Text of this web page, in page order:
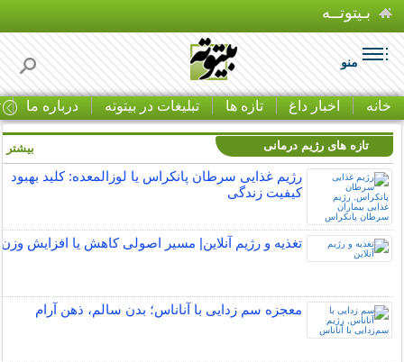
بـیتوتــه
منو
خانه اخبار داغ تازه ها تبلیغات در بیتوته درباره ما
تازه های رژیم درمانی
رژیم غذایی سرطان پانکراس یا لوزالمعده: کلید بهبود
کیفیت زندگی
تغذیه و رژیم آنلاین| مسیر اصولی کاهش یا افزایش وزن
معجزه سم زدایی با آناناس؛ بدن سالم، ذهن آرام
بیشتر